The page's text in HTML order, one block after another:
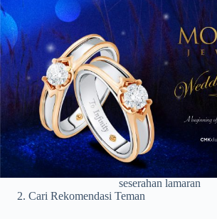
seserahan lamaran
Cari Rekomendasi Teman